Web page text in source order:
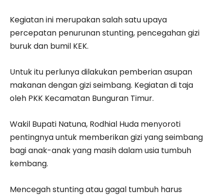
Kegiatan ini merupakan salah satu upaya
percepatan penurunan stunting, pencegahan gizi
buruk dan bumil KEK.
Untuk itu perlunya dilakukan pemberian asupan
makanan dengan gizi seimbang. Kegiatan di taja
oleh PKK Kecamatan Bunguran Timur.
Wakil Bupati Natuna, Rodhial Huda menyoroti
pentingnya untuk memberikan gizi yang seimbang
bagi anak-anak yang masih dalam usia tumbuh
kembang.
Mencegah stunting atau gagal tumbuh harus